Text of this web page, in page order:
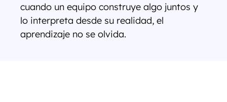
cuando un equipo construye algo juntos y
lo interpreta desde su realidad, el
aprendizaje no se olvida.